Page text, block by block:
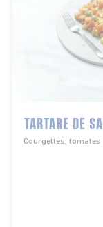
TARTARE DE
Courgettes,